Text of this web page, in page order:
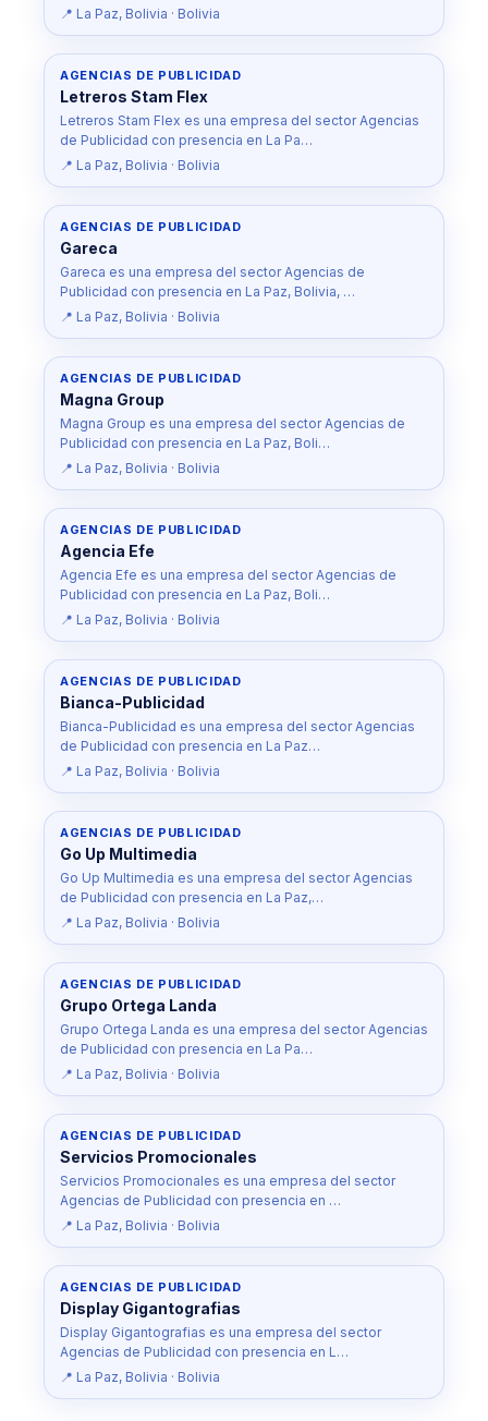
📍 La Paz, Bolivia · Bolivia
AGENCIAS DE PUBLICIDAD
Letreros Stam Flex
Letreros Stam Flex es una empresa del sector Agencias
de Publicidad con presencia en La Pa…
📍 La Paz, Bolivia · Bolivia
AGENCIAS DE PUBLICIDAD
Gareca
Gareca es una empresa del sector Agencias de
Publicidad con presencia en La Paz, Bolivia, …
📍 La Paz, Bolivia · Bolivia
AGENCIAS DE PUBLICIDAD
Magna Group
Magna Group es una empresa del sector Agencias de
Publicidad con presencia en La Paz, Boli…
📍 La Paz, Bolivia · Bolivia
AGENCIAS DE PUBLICIDAD
Agencia Efe
Agencia Efe es una empresa del sector Agencias de
Publicidad con presencia en La Paz, Boli…
📍 La Paz, Bolivia · Bolivia
AGENCIAS DE PUBLICIDAD
Bianca-Publicidad
Bianca-Publicidad es una empresa del sector Agencias
de Publicidad con presencia en La Paz…
📍 La Paz, Bolivia · Bolivia
AGENCIAS DE PUBLICIDAD
Go Up Multimedia
Go Up Multimedia es una empresa del sector Agencias
de Publicidad con presencia en La Paz,…
📍 La Paz, Bolivia · Bolivia
AGENCIAS DE PUBLICIDAD
Grupo Ortega Landa
Grupo Ortega Landa es una empresa del sector Agencias
de Publicidad con presencia en La Pa…
📍 La Paz, Bolivia · Bolivia
AGENCIAS DE PUBLICIDAD
Servicios Promocionales
Servicios Promocionales es una empresa del sector
Agencias de Publicidad con presencia en …
📍 La Paz, Bolivia · Bolivia
AGENCIAS DE PUBLICIDAD
Display Gigantografias
Display Gigantografias es una empresa del sector
Agencias de Publicidad con presencia en L…
📍 La Paz, Bolivia · Bolivia